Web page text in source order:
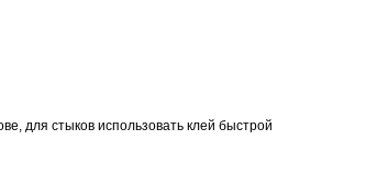
для стыков использовать клей быстрой